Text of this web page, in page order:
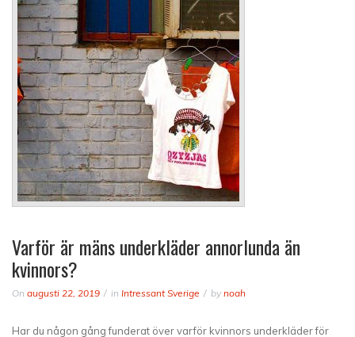
Varför är mäns underkläder annorlunda än
kvinnors?
On augusti 22, 2019 in Intressant Sverige by noah
Har du någon gång funderat över varför kvinnors underkläder för